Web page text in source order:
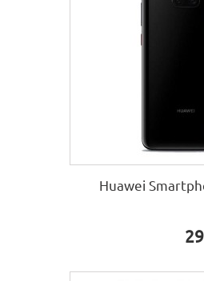
Huawei